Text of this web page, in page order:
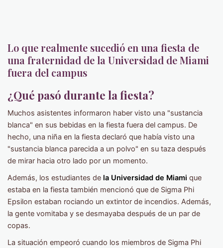
Lo que realmente sucedió en una fiesta de
una fraternidad de la Universidad de Miami
fuera del campus
¿Qué pasó durante la fiesta?
Muchos asistentes informaron haber visto una "sustancia
blanca" en sus bebidas en la fiesta fuera del campus. De
hecho, una niña en la fiesta declaró que había visto una
"sustancia blanca parecida a un polvo" en su taza después
de mirar hacia otro lado por un momento.
Además, los estudiantes de la Universidad de Miami que
estaba en la fiesta también mencionó que de Sigma Phi
Epsilon estaban rociando un extintor de incendios. Además,
la gente vomitaba y se desmayaba después de un par de
copas.
La situación empeoró cuando los miembros de Sigma Phi